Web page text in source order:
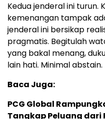
Kedua jenderal ini turun.
kemenangan tampak
jenderal ini bersikap
pragmatis. Begitulah
yang bakal menang,
lain hati. Minimal abstain.
Baca Juga:
PCG Global
Tangkap Peluang dari